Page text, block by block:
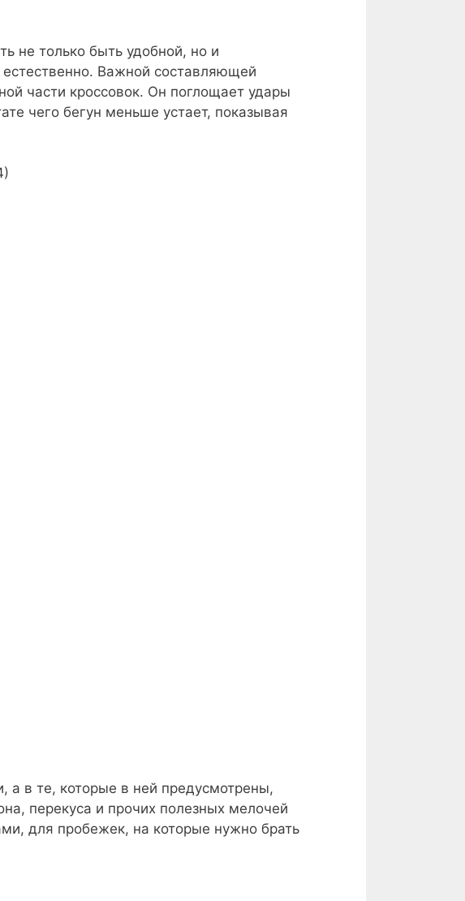
не только быть удобной, но и
естественно. Важной составляющей
части кроссовок. Он поглощает удары
чего бегун меньше устает, показывая
в те, которые в ней предусмотрены,
перекуса и прочих полезных мелочей
для пробежек, на которые нужно брать